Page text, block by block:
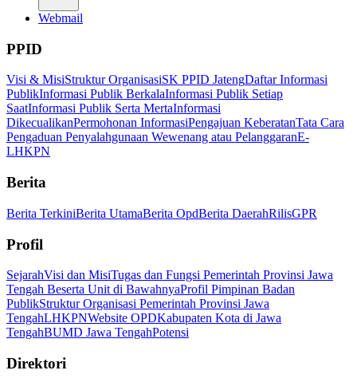
Webmail
PPID
Visi & MisiStruktur OrganisasiSK PPID JatengDaftar Informasi
PublikInformasi Publik BerkalaInformasi Publik Setiap
SaatInformasi Publik Serta MertaInformasi
DikecualikanPermohonan InformasiPengajuan KeberatanTata Cara
Pengaduan Penyalahgunaan Wewenang atau PelanggaranE-
LHKPN
Berita
Berita TerkiniBerita UtamaBerita OpdBerita DaerahRilisGPR
Profil
SejarahVisi dan MisiTugas dan Fungsi Pemerintah Provinsi Jawa
Tengah Beserta Unit di BawahnyaProfil Pimpinan Badan
PublikStruktur Organisasi Pemerintah Provinsi Jawa
TengahLHKPNWebsite OPDKabupaten Kota di Jawa
TengahBUMD Jawa TengahPotensi
Direktori